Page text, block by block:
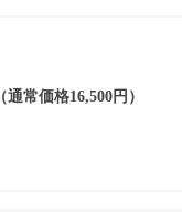
常価格16,500円）